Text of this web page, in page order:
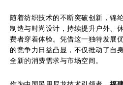
随着纺织技术的不断突破创新，锦
制造与时尚设计，持续提升户外、
费者穿着体验。凭借这一独特发展
的竞争力日益凸显，不仅推动了自
全新的消费需求与市场空间。